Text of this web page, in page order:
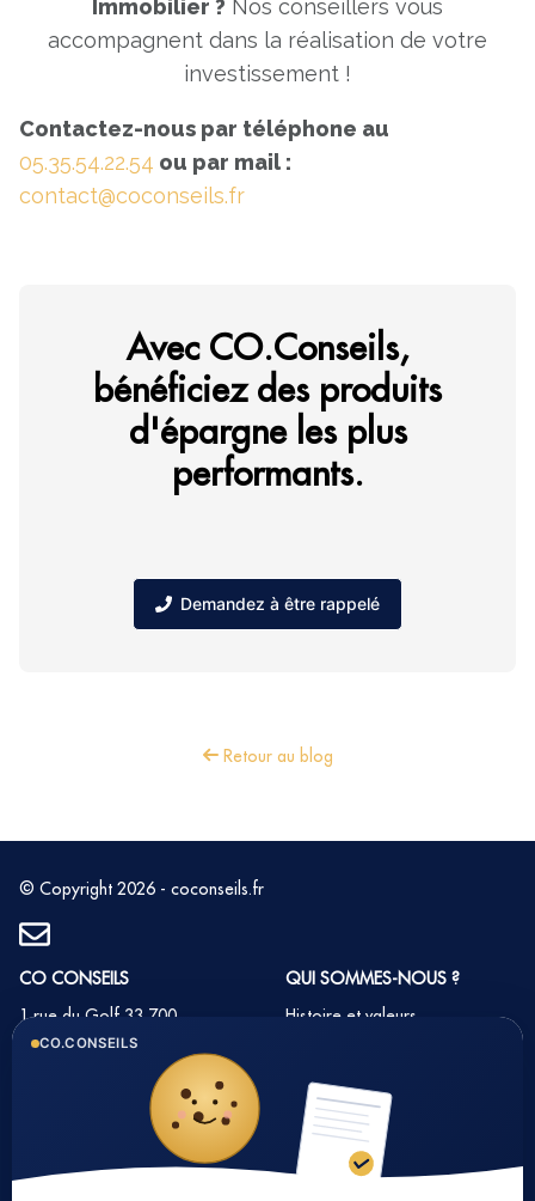
Immobilier ? Nos conseillers vous
accompagnent dans la réalisation de votre
investissement !
Contactez-nous par téléphone au
05.35.54.22.54 ou par mail :
contact@coconseils.fr
Avec CO.Conseils,
bénéficiez des produits
d'épargne les plus
performants.
Demandez à être rappelé
Retour au blog
© Copyright 2026 - coconseils.fr
CO CONSEILS
1 rue du Golf 33 700
MERIGNAC
Tél : 05 35 54 22 54
QUI SOMMES-NOUS ?
Histoire et valeurs
Nos partenaires
Notre méthode
Nos tarifs immobilier
CO.CONSEILS